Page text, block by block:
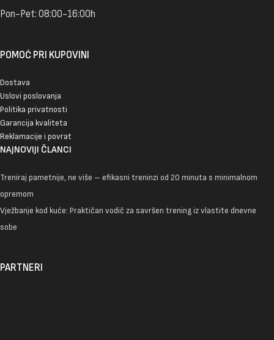
Pon-Pet: 08:00-16:00h
POMOĆ PRI KUPOVINI
Dostava
Uslovi poslovanja
Politika privatnosti
Garancija kvaliteta
Reklamacije i povrat
NAJNOVIJI ČLANCI
Treniraj pametnije, ne više – efikasni treninzi od 20 minuta s minimalnom
opremom
Vježbanje kod kuće: Praktičan vodič za savršen trening iz vlastite dnevne
sobe
PARTNERI